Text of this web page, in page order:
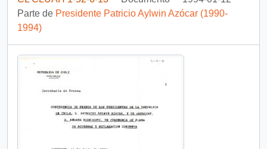
Parte de Presidente Patricio Aylwin Azócar (1990-
1994)